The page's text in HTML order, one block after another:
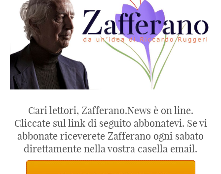
Cari lettori, Zafferano.News è on line.
Cliccate sul link di seguito abbonatevi. Se vi
abbonate riceverete Zafferano ogni sabato
direttamente nella vostra casella email.